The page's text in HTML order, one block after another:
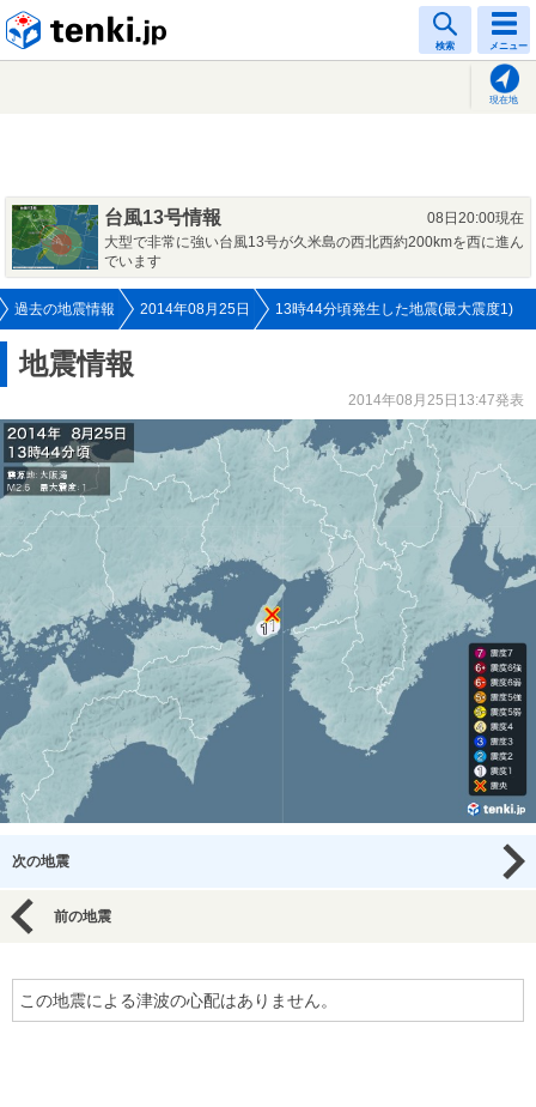
検索 メニュー
現在地
台風13号情報
08日20:00現在
大型で非常に強い台風13号が久米島の西北西約200kmを西に進ん
でいます
過去の地震情報 2014年08月25日 13時44分頃発生した地震(最大震度1)
地震情報
2014年08月25日13:47発表
次の地震
前の地震
この地震による津波の心配はありません。